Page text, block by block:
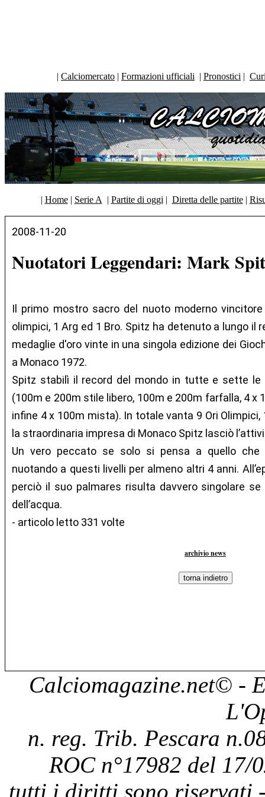
| Calciomercato | Formazioni ufficiali | Pronostici |
| Home| Serie A | Partite di oggi | Diretta delle partite|
2008-11-20
Nuotatori Leggendari: Mark
Il primo mostro sacro del nuoto moderno
olimpici, 1 Arg ed 1 Bro. Spitz ha detenuto a lungo il
medaglie d'oro vinte in una singola edizione dei
a Monaco 1972.
Spitz stabilì il record del mondo in tutte e sette le
(100m e 200m stile libero, 100m e 200m farfalla, 4 x
infine 4 x 100m mista). In totale vanta 9 Ori Olimpici,
la straordinaria impresa di Monaco Spitz lasciò
Un vero peccato se solo si pensa a quello che
nuotando a questi livelli per almeno altri 4 anni.
perciò il suo palmares risulta davvero singolare
dell’acqua.
- articolo letto 331 volte
archivio news
Calciomagazine.net© -
n. reg. Trib. Pescara
ROC n°17982 del 17/
tutti i diritti sono riservati